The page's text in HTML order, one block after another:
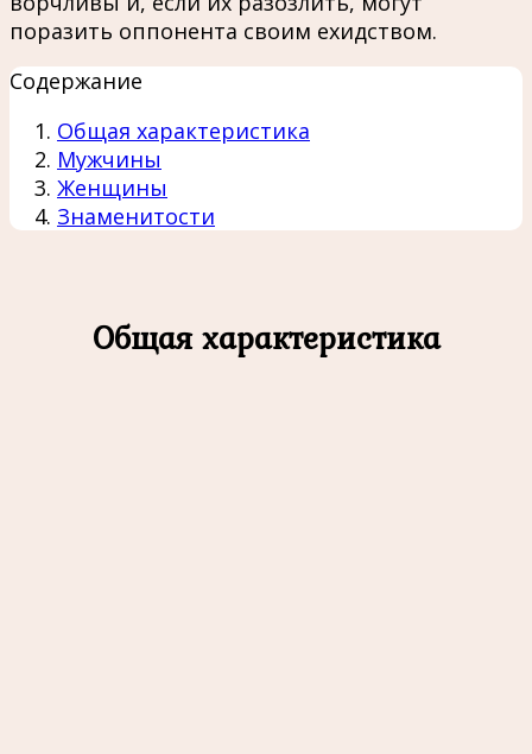
поразить оппонента своим ехидством.
Содержание
Общая характеристика
Мужчины
Женщины
Знаменитости
Общая характеристика